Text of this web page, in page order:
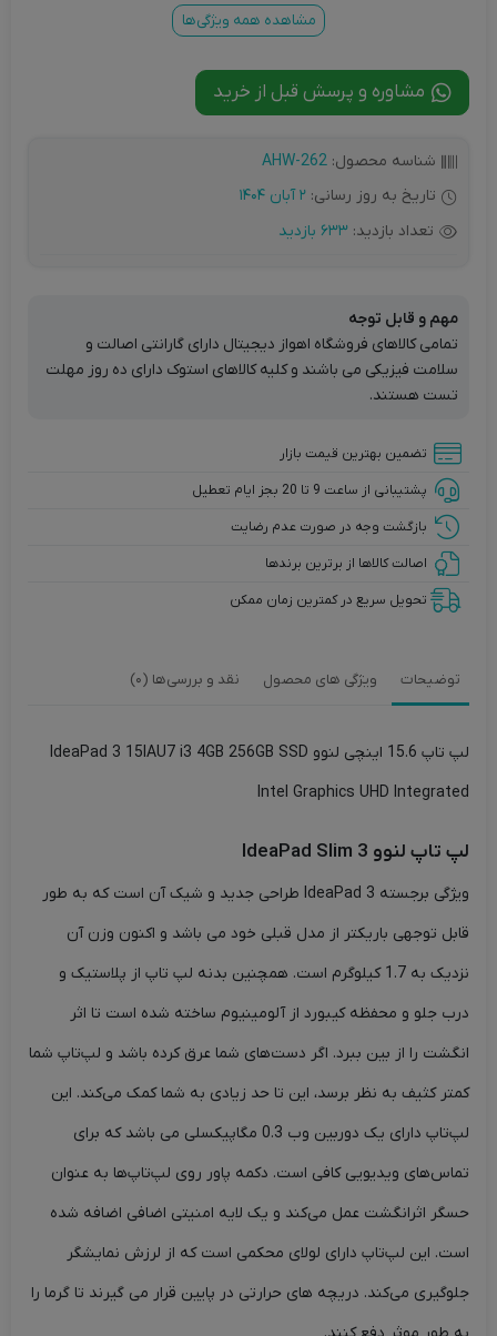
مشاهده همه ویژگی‌ها
مشاوره و پرسش قبل از خرید
شناسه محصول: AHW-262
تاریخ به روز رسانی: 2 آبان 1404
تعداد بازدید: 633 بازدید
مهم و قابل توجه
تمامی کالاهای فروشگاه اهواز دیجیتال دارای گارانتی اصالت و
سلامت فیزیکی می باشند و کلیه کالاهای استوک دارای ده روز مهلت
تست هستند.
تضمین بهترین قیمت بازار
پشتیبانی از ساعت 9 تا 20 بجز ایام تعطیل
بازگشت وجه در صورت عدم رضایت
اصالت کالاها از برترین برندها
تحویل سریع در کمترین زمان ممکن
توضیحات ویژگی های محصول نقد و بررسی‌ها (0)
لپ تاپ 15.6 اینچی لنوو IdeaPad 3 15IAU7 i3 4GB 256GB SSD
Intel Graphics UHD Integrated
لپ تاپ لنوو IdeaPad Slim 3
ویژگی برجسته IdeaPad 3 طراحی جدید و شیک آن است که به طور
قابل توجهی باریکتر از مدل قبلی خود می باشد و اکنون وزن آن
نزدیک به 1.7 کیلوگرم است. همچنین بدنه لپ تاپ از پلاستیک و
درب جلو و محفظه کیبورد از آلومینیوم ساخته شده است تا اثر
انگشت را از بین ببرد. اگر دست‌های شما عرق کرده باشد و لپ‌تاپ شما
کمتر کثیف به نظر برسد، این تا حد زیادی به شما کمک می‌کند. این
لپ‌تاپ دارای یک دوربین وب 0.3 مگاپیکسلی می باشد که برای
تماس‌های ویدیویی کافی است. دکمه پاور روی لپ‌تاپ‌ها به عنوان
حسگر اثرانگشت عمل می‌کند و یک لایه امنیتی اضافی اضافه شده
است. این لپ‌تاپ دارای لولای محکمی است که از لرزش نمایشگر
جلوگیری می‌کند. دریچه های حرارتی در پایین قرار می گیرند تا گرما را